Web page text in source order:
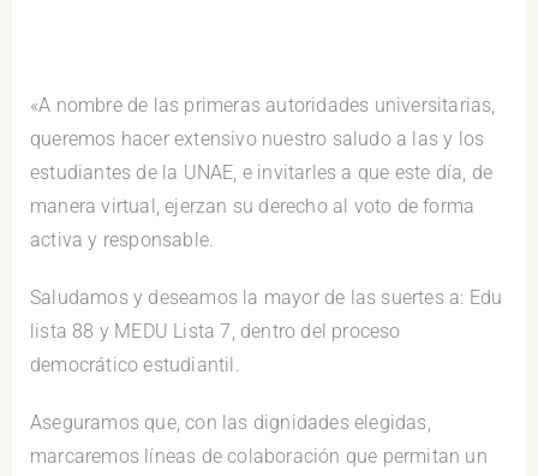
«A nombre de las primeras autoridades universitarias,
queremos hacer extensivo nuestro saludo a las y los
estudiantes de la UNAE, e invitarles a que este día, de
manera virtual, ejerzan su derecho al voto de forma
activa y responsable.
Saludamos y deseamos la mayor de las suertes a: Edu
lista 88 y MEDU Lista 7, dentro del proceso
democrático estudiantil.
Aseguramos que, con las dignidades elegidas,
marcaremos líneas de colaboración que permitan un